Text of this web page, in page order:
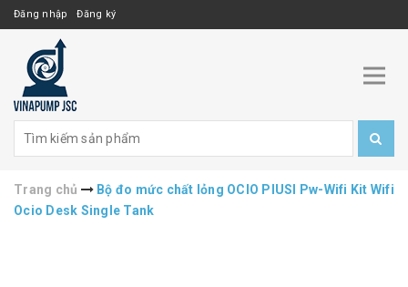
Đăng nhập Đăng ký
Trang chủ
Bộ đo mức chất lỏng OCIO PIUSI Pw-Wifi Kit Wifi
Ocio Desk Single Tank